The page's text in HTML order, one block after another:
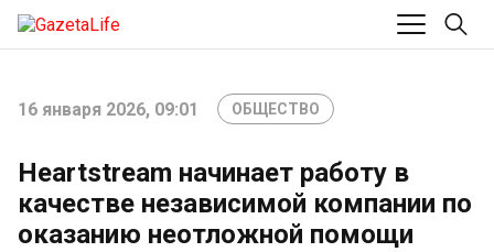
16 января 2026, 09:01 ОБЩЕСТВО
Heartstream начинает работу в
качестве независимой компании по
оказанию неотложной помощи